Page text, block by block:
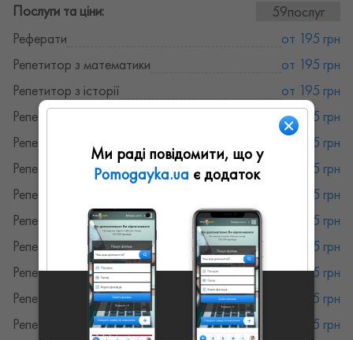
Послуги та ціни:
59послуг
Реферати
от 195 грн
Репетитор з математики
от 195 грн
Репетитор з історії
от 195 грн
Репетитор з інформатики
от 195 грн
Репетитор по геометрії
от 195 грн
Репетитор з географії
от 195 грн
Репетитор з вищої математики
от 195 грн
Репетитор з біології
от 195 грн
Репетитор з алгебри
от 195 грн
Репетитор німецької мови
от 195 грн
Репетитор італійської мови
от 195 грн
Репетитор іспанської мови
от 195 грн
Ми раді повідомити, що у
Pomogayka.ua є додаток